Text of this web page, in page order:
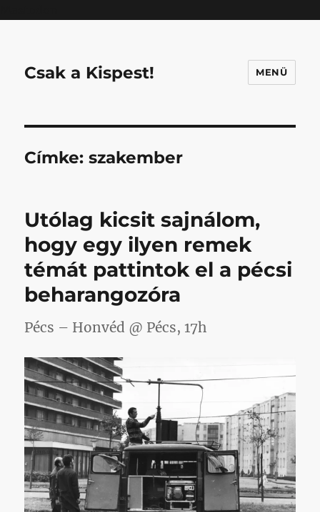
Csak a Kispest! MENÜ
Címke:szakember
Utólag kicsit sajnálom,
hogy egy ilyen remek
témát pattintok el a pécsi
beharangozóra
Pécs – Honvéd @ Pécs, 17h